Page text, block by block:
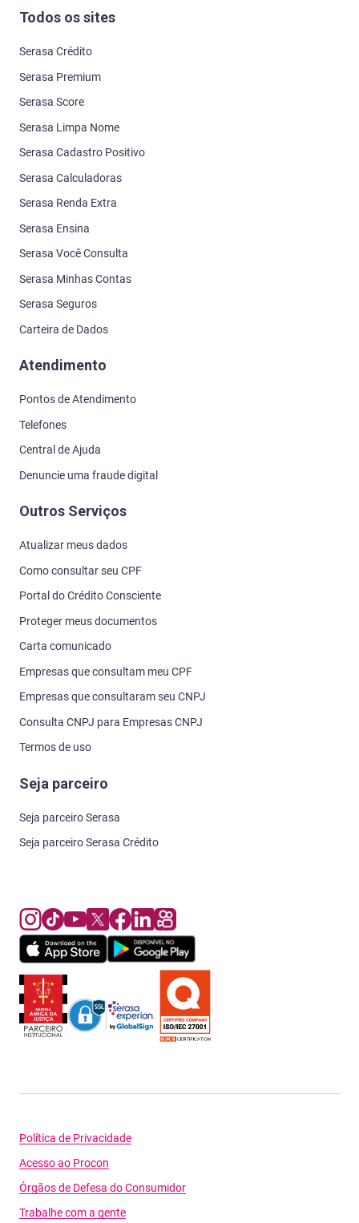
Todos os sites
Serasa Crédito
Serasa Premium
Serasa Score
Serasa Limpa Nome
Serasa Cadastro Positivo
Serasa Calculadoras
Serasa Renda Extra
Serasa Ensina
Serasa Você Consulta
Serasa Minhas Contas
Serasa Seguros
Carteira de Dados
Atendimento
Pontos de Atendimento
Telefones
Central de Ajuda
Denuncie uma fraude digital
Outros Serviços
Atualizar meus dados
Como consultar seu CPF
Portal do Crédito Consciente
Proteger meus documentos
Carta comunicado
Empresas que consultam meu CPF
Empresas que consultaram seu CNPJ
Consulta CNPJ para Empresas CNPJ
Termos de uso
Seja parceiro
Seja parceiro Serasa
Seja parceiro Serasa Crédito
Política de Privacidade
Acesso ao Procon
Órgãos de Defesa do Consumidor
Trabalhe com a gente